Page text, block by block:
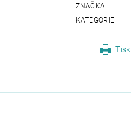
ZNAČKA
KATEGORIE
Tisk